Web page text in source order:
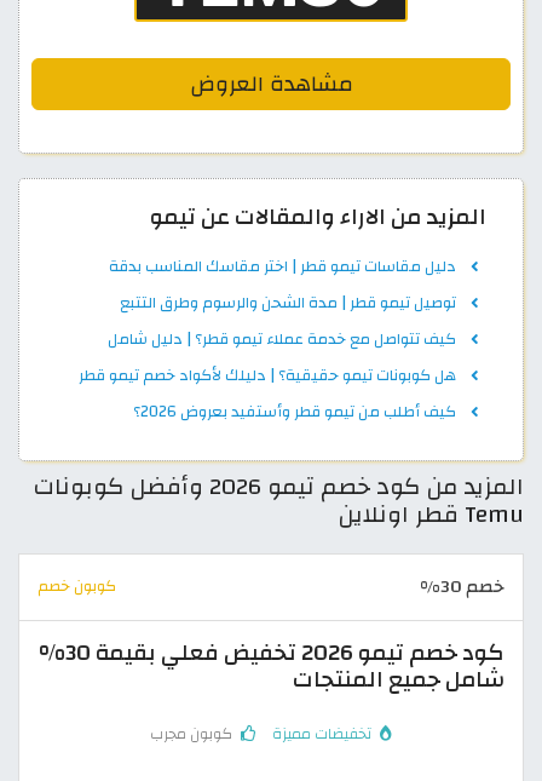
مشاهدة العروض
المزيد من الاراء والمقالات عن تيمو
دليل مقاسات تيمو قطر | اختر مقاسك المناسب بدقة
توصيل تيمو قطر | مدة الشحن والرسوم وطرق التتبع
كيف تتواصل مع خدمة عملاء تيمو قطر؟ | دليل شامل
هل كوبونات تيمو حقيقية؟ | دليلك لأكواد خصم تيمو قطر
كيف أطلب من تيمو قطر وأستفيد بعروض 2026؟
المزيد من كود خصم تيمو 2026 وأفضل كوبونات
Temu قطر اونلاين
خصم 30% كوبون خصم
كود خصم تيمو 2026 تخفيض فعلي بقيمة 30%
شامل جميع المنتجات
تخفيضات مميزة كوبون مجرب